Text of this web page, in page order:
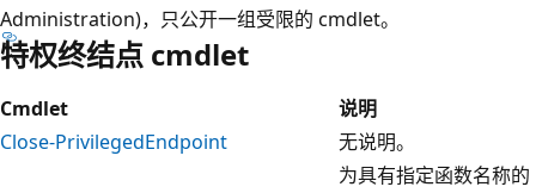
Administration)，只公开一组受限的 cmdlet。
特权终结点 cmdlet
Cmdlet
说明
Close-PrivilegedEndpoint
无说明。
为具有指定函数名称的